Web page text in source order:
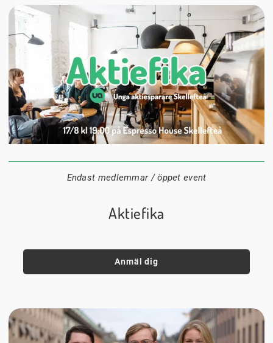
17 augusti
19:00
Espresso house Skellefteå
Endast medlemmar / öppet event
Aktiefika
Anmäl dig